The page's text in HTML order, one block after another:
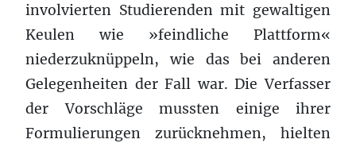
involvierten Studierenden mit gewaltigen
Keulen wie »feindliche Plattform«
niederzuknüppeln, wie das bei anderen
Gelegenheiten der Fall war. Die Verfasser
der Vorschläge mussten einige ihrer
Formulierungen zurücknehmen, hielten